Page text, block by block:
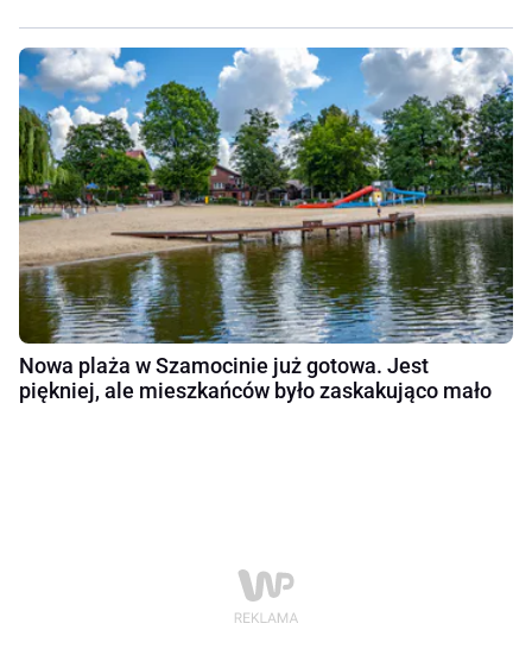
Nowa plaża w Szamocinie już gotowa. Jest
piękniej, ale mieszkańców było zaskakująco mało